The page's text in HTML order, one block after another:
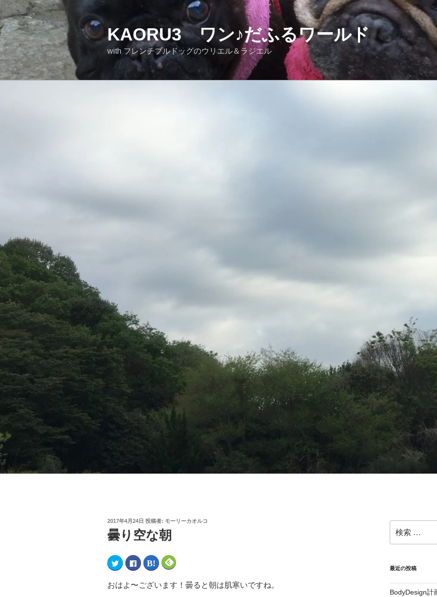
KAORU3 ワン♪だふるワールド
with フレンチブルドッグのウリエル＆ラジエル
2017年4月24日 投稿者: モーリーカオルコ
曇り空な朝
ク
リ
し
て
F
a
b
o
ク
リ
し
て
ク
リ
し
て
おはよ〜ございます！曇ると朝は肌寒いですね。
最近の投稿
BodyDesign計